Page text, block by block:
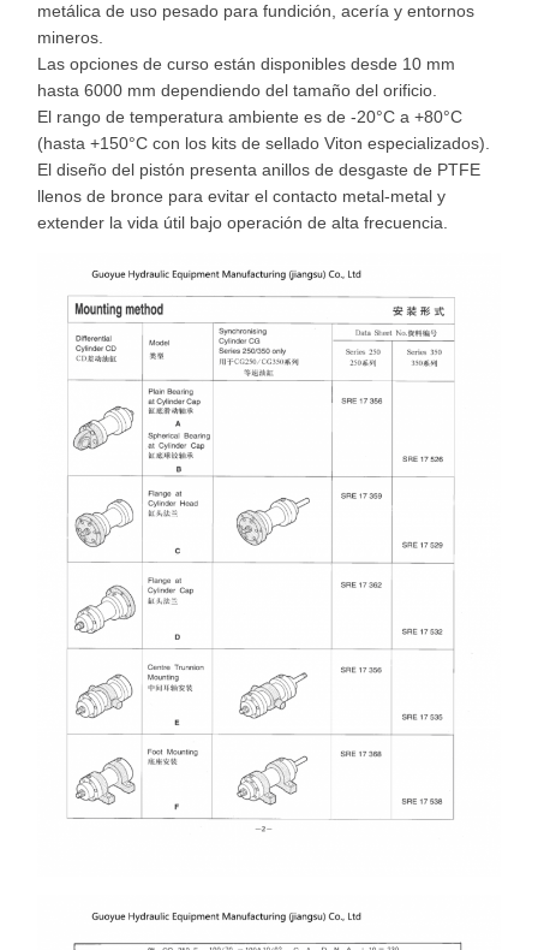
metálica de uso pesado para fundición, acería y entornos
mineros.
Las opciones de curso están disponibles desde 10 mm
hasta 6000 mm dependiendo del tamaño del orificio.
El rango de temperatura ambiente es de -20°C a +80°C
(hasta +150°C con los kits de sellado Viton especializados).
El diseño del pistón presenta anillos de desgaste de PTFE
llenos de bronce para evitar el contacto metal-metal y
extender la vida útil bajo operación de alta frecuencia.